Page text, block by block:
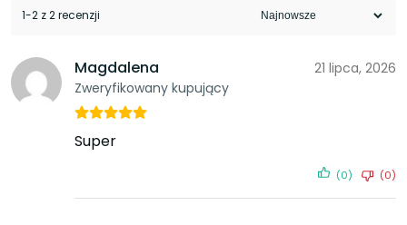
1-2 z 2 recenzji
Magdalena
Zweryfikowany kupujący
21 lipca, 2026
Super
(0) (0)